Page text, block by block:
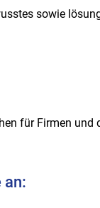
sowie
für Firmen
an: